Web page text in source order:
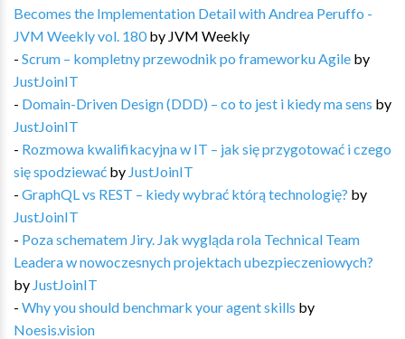
Becomes the Implementation Detail with Andrea Peruffo -
JVM Weekly vol. 180by JVM Weekly
- Scrum – kompletny przewodnik po frameworku Agile by
JustJoinIT
- Domain-Driven Design (DDD) – co to jest i kiedy ma sens by
JustJoinIT
- Rozmowa kwalifikacyjna w IT – jak się przygotować i czego
się spodziewać by JustJoinIT
- GraphQL vs REST – kiedy wybrać którą technologię? by
JustJoinIT
- Poza schematem Jiry. Jak wygląda rola Technical Team
Leadera w nowoczesnych projektach ubezpieczeniowych?
by JustJoinIT
- Why you should benchmark your agent skills by
Noesis.vision